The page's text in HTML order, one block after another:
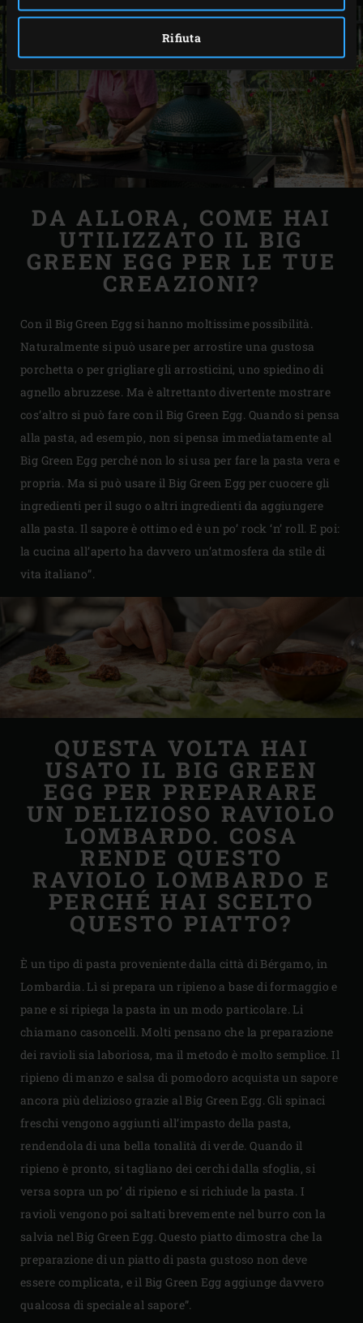
Rifiuta
DA ALLORA, COME HAI
UTILIZZATO IL BIG
GREEN EGG PER LE TUE
CREAZIONI?
Con il Big Green Egg si hanno moltissime possibilità.
Naturalmente si può usare per arrostire una gustosa
porchetta o per grigliare gli arrosticini, uno spiedino di
agnello abruzzese. Ma è altrettanto divertente mostrare
cos’altro si può fare con il Big Green Egg. Quando si pensa
alla pasta, ad esempio, non si pensa immediatamente al
Big Green Egg perché non lo si usa per fare la pasta vera e
propria. Ma si può usare il Big Green Egg per cuocere gli
ingredienti per il sugo o altri ingredienti da aggiungere
alla pasta. Il sapore è ottimo ed è un po’ rock ‘n’ roll. E poi:
la cucina all’aperto ha davvero un’atmosfera da stile di
vita italiano”.
QUESTA VOLTA HAI
USATO IL BIG GREEN
EGG PER PREPARARE
UN DELIZIOSO RAVIOLO
LOMBARDO. COSA
RENDE QUESTO
RAVIOLO LOMBARDO E
PERCHÉ HAI SCELTO
QUESTO PIATTO?
È un tipo di pasta proveniente dalla città di Bérgamo, in
Lombardia. Lì si prepara un ripieno a base di formaggio e
pane e si ripiega la pasta in un modo particolare. Li
chiamano casoncelli. Molti pensano che la preparazione
dei ravioli sia laboriosa, ma il metodo è molto semplice. Il
ripieno di manzo e salsa di pomodoro acquista un sapore
ancora più delizioso grazie al Big Green Egg. Gli spinaci
freschi vengono aggiunti all’impasto della pasta,
rendendola di una bella tonalità di verde. Quando il
ripieno è pronto, si tagliano dei cerchi dalla sfoglia, si
versa sopra un po’ di ripieno e si richiude la pasta. I
ravioli vengono poi saltati brevemente nel burro con la
salvia nel Big Green Egg. Questo piatto dimostra che la
preparazione di un piatto di pasta gustoso non deve
essere complicata, e il Big Green Egg aggiunge davvero
qualcosa di speciale al sapore”.